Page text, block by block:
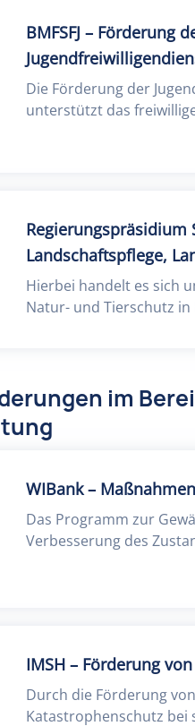
BMFSFJ – Förderung
Die Förderung der
unterstützt das
Regierungspräsidium
Landschaftspflege,
Hierbei handelt es sich
Natur- und Tierschutz
im
WIBank –
Das Programm zur
Verbesserung des
IMSH – Förderung
Durch die Förderung
Katastrophenschutz